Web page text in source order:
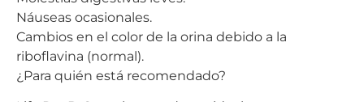
Náuseas ocasionales.
Cambios en el color de la orina debido a la
riboflavina (normal).
¿Para quién está recomendado?